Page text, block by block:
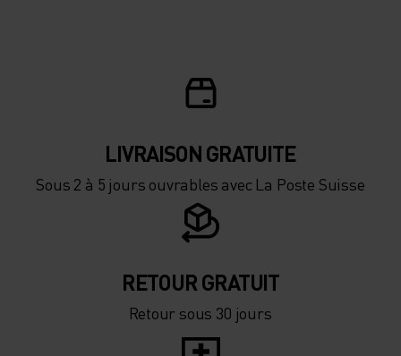
LIVRAISON GRATUITE
Sous 2 à 5 jours ouvrables avec La Poste Suisse
RETOUR GRATUIT
Retour sous 30 jours